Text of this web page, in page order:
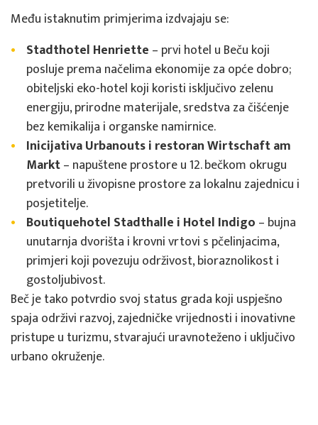
Među istaknutim primjerima izdvajaju se:
Stadthotel Henriette – prvi hotel u Beču koji
posluje prema načelima ekonomije za opće dobro;
obiteljski eko-hotel koji koristi isključivo zelenu
energiju, prirodne materijale, sredstva za čišćenje
bez kemikalija i organske namirnice.
Inicijativa Urbanouts i restoran Wirtschaft am
Markt– napuštene prostore u 12. bečkom okrugu
pretvorili u živopisne prostore za lokalnu zajednicu i
posjetitelje.
Boutiquehotel Stadthalle i Hotel Indigo – bujna
unutarnja dvorišta i krovni vrtovi s pčelinjacima,
primjeri koji povezuju održivost, bioraznolikost i
gostoljubivost.
Beč je tako potvrdio svoj status grada koji uspješno
spaja održivi razvoj, zajedničke vrijednosti i inovativne
pristupe u turizmu, stvarajući uravnoteženo i uključivo
urbano okruženje.